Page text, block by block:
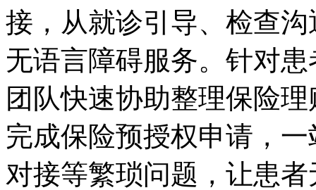
接，从就诊引导、检查
无语言障碍服务。针对
团队快速协助整理保险
完成保险预授权申请，
对接等繁琐问题，让患